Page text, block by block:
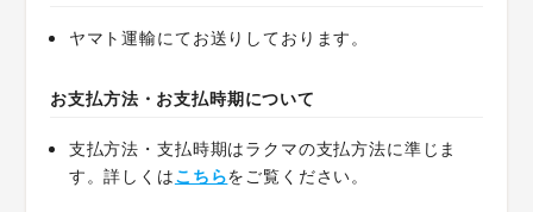
ヤマト運輸にてお送りしております。
お支払方法・お支払時期について
支払方法・支払時期はラクマの支払方法に準じま
す。詳しくはこちらをご覧ください。